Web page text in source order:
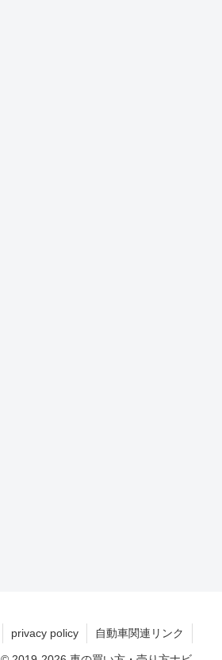
privacy policy 自動車関連リンク